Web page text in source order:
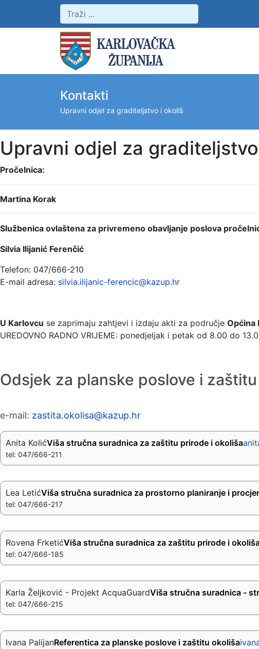
Kontakti
Upravni odjel za graditeljstvo i okoliš
Upravni odjel za
Pročelnica:
Martina Korak
Službenica ovlaštena za privremeno obavljanje poslova
Silvia Ilijanić Ferenčić
Telefon: 047/666-210
E-mail adresa: silvia.ilijanic-ferencic@kazup.hr
U Karlovcu se zaprimaju zahtjevi i izdaju akti za područje Općina
UREDOVNO RADNO VRIJEME: ponedjeljak i petak od 8.00 do
Odsjek za planske poslove i
e-mail: zastita.okolisa@kazup.hr
Anita KolićViša stručna suradnica za zaštitu prirode i okoliša
tel: 047/666-211
Lea LetićViša stručna suradnica za prostorno planiranje i
tel: 047/666-217
Rovena FrketićViša stručna suradnica za zaštitu prirode i
tel: 047/666-185
Karla Željković - Projekt AcquaGuardViša stručna suradnica -
tel: 047/666-215
Ivana PalijanReferentica za planske poslove i zaštitu okoliša